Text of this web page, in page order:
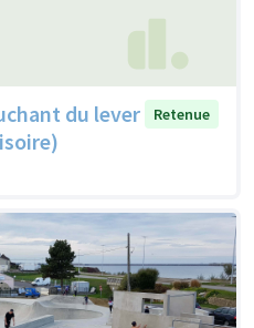
du lever
Retenue